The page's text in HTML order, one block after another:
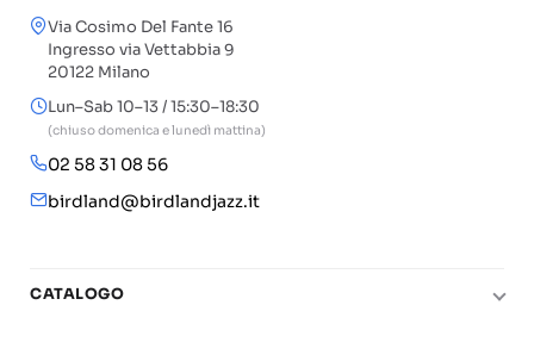
Via Cosimo Del Fante 16
Ingresso via Vettabbia 9
20122 Milano
Lun–Sab 10–13 / 15:30–18:30
(chiuso domenica e lunedì mattina)
02 58 31 08 56
birdland@birdlandjazz.it
CATALOGO